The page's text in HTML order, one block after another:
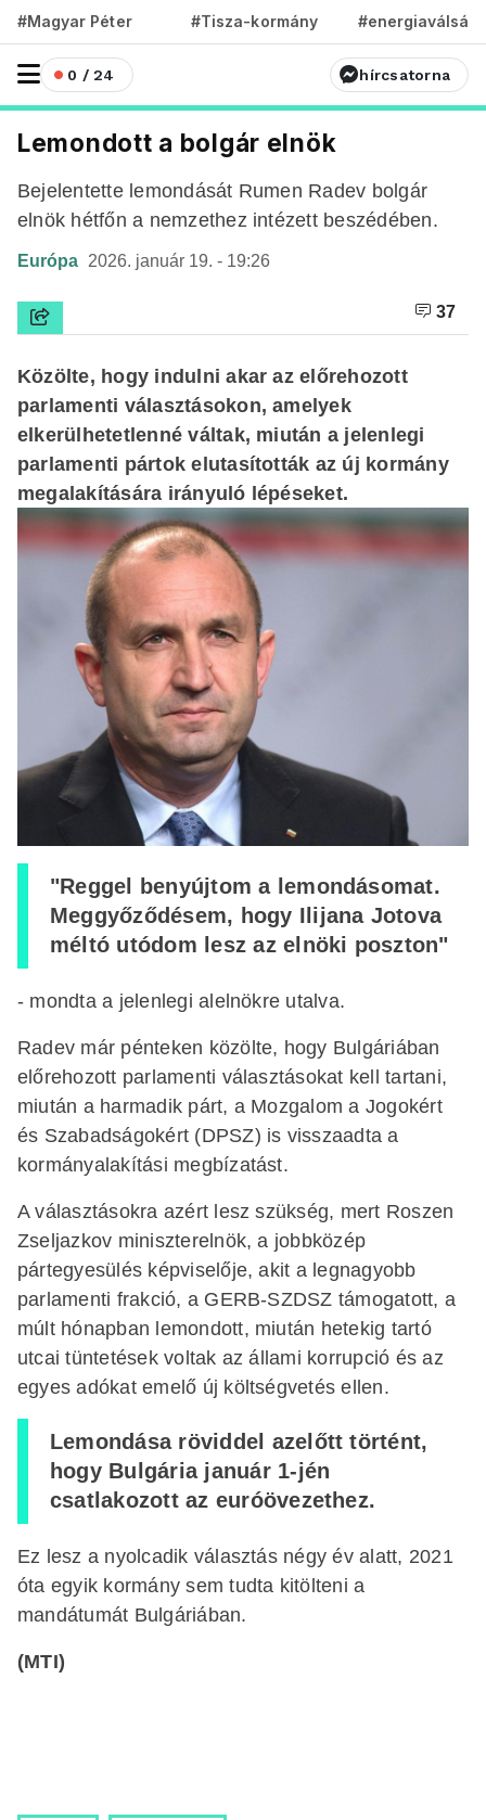
#Magyar Péter #Tisza-kormány #energiaválság
0 / 24 hírcsatorna
Lemondott a bolgár elnök
Bejelentette lemondását Rumen Radev bolgár
elnök hétfőn a nemzethez intézett beszédében.
Európa 2026. január 19. - 19:26
37
Közölte, hogy indulni akar az előrehozott
parlamenti választásokon, amelyek
elkerülhetetlenné váltak, miután a jelenlegi
parlamenti pártok elutasították az új kormány
megalakítására irányuló lépéseket.
"Reggel benyújtom a lemondásomat.
Meggyőződésem, hogy Ilijana Jotova
méltó utódom lesz az elnöki poszton"
- mondta a jelenlegi alelnökre utalva.
Radev már pénteken közölte, hogy Bulgáriában
előrehozott parlamenti választásokat kell tartani,
miután a harmadik párt, a Mozgalom a Jogokért
és Szabadságokért (DPSZ) is visszaadta a
kormányalakítási megbízatást.
A választásokra azért lesz szükség, mert Roszen
Zseljazkov miniszterelnök, a jobbközép
pártegyesülés képviselője, akit a legnagyobb
parlamenti frakció, a GERB-SZDSZ támogatott, a
múlt hónapban lemondott, miután hetekig tartó
utcai tüntetések voltak az állami korrupció és az
egyes adókat emelő új költségvetés ellen.
Lemondása röviddel azelőtt történt,
hogy Bulgária január 1-jén
csatlakozott az euróövezethez.
Ez lesz a nyolcadik választás négy év alatt, 2021
óta egyik kormány sem tudta kitölteni a
mandátumát Bulgáriában.
(MTI)